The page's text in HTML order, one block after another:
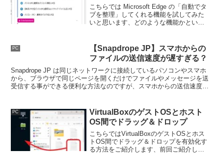
こちらでは Microsoft Edge の「自動でタ
ブを整理」してくれる機能を試してみた
いと思います、どのような機能かという
開いている方には結構便利そうな機能で
すよね。
PC
【Snapdrope JP】スマホからの
ファイルの送信速度が遅すぎる？
Snapdrope JP は同じネットワークに接続しているパソコンやスマホ
から、ブラウザで同じページを開くだけでファイルやメッセージを送
受信する事ができる便利な方法なのですが、スマホからの送信速度が
PC
VirtualBoxのゲストOSとホスト
OS間でドラッグ＆ドロップ
こちらではVirtualBoxのゲストOSとホス
トOS間でドラッグ＆ドロップを有効化す
る方法をご紹介します、前回ご紹介した